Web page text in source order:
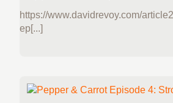
https://www.davidrevoy.com/
ep[...]